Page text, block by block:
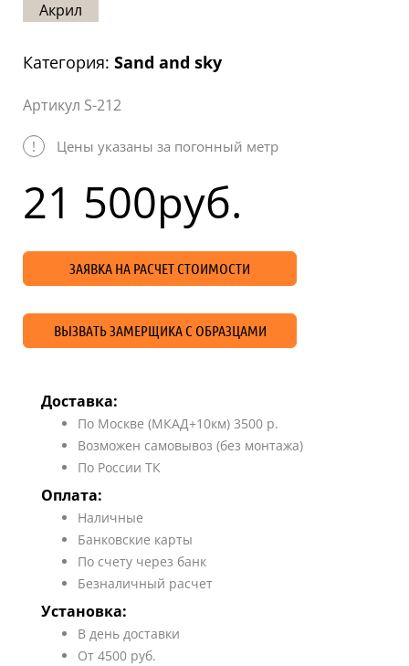
Карта
сайта
Акрил
Категория: Sand and sky
Артикул S-212
! Цены указаны за погонный метр
21 500руб.
ЗАЯВКА НА РАСЧЕТ СТОИМОСТИ
ВЫЗВАТЬ ЗАМЕРЩИКА С ОБРАЗЦАМИ
Доставка:
По Москве (МКАД+10км) 3500 р.
Возможен самовывоз (без монтажа)
По России ТК
Оплата:
Наличные
Банковские карты
По счету через банк
Безналичный расчет
Установка:
В день доставки
От 4500 руб.